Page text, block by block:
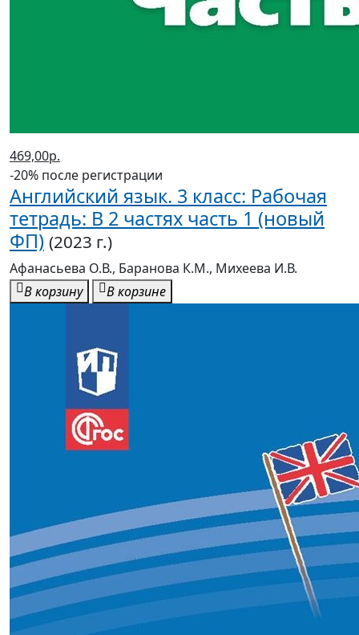
469,00р.
-20% после регистрации
Английский язык. 3 класс: Рабочая
тетрадь: В 2 частях часть 1 (новый
ФП) (2023 г.)
Афанасьева О.В., Баранова К.М., Михеева И.В.
В корзину
В корзине